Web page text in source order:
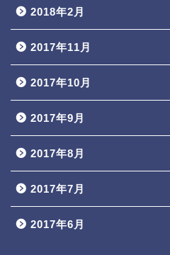
2018年2月
2017年11月
2017年10月
2017年9月
2017年8月
2017年7月
2017年6月